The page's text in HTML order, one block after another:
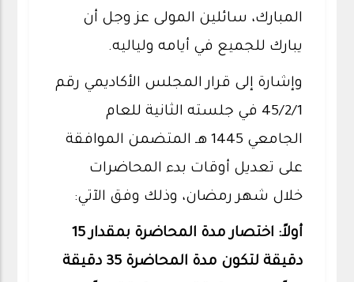
المبارك، سائلين المولى عز وجل أن
يبارك للجميع في أيامه ولياليه.
وإشارة إلى قرار المجلس الأكاديمي رقم
45/2/1 في جلسته الثانية للعام
الجامعي 1445 هـ المتضمن الموافقة
على تعديل أوقات بدء المحاضرات
خلال شهر رمضان، وذلك وفق الآتي:
أولاً: اختصار مدة المحاضرة بمقدار 15
دقيقة لتكون مدة المحاضرة 35 دقيقة